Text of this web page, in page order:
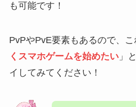
も可能です！
PvPやPvE要素もあるので、こ
くスマホゲームを始めたい」
イしてみてください！